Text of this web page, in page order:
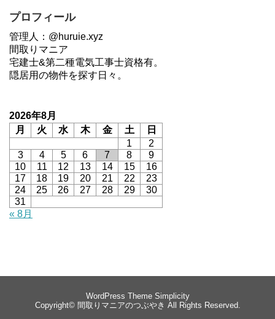
プロフィール
管理人：@huruie.xyz
間取りマニア
宅建士&第二種電気工事士資格有。
隠居用の物件を探す日々。
2026年8月
月
火 水 木 金 土
日
1
2
3
4 5 6 7 8
9
10
11 12 13 14 15
16
17
18 19 20 21 22
23
24
25 26 27 28 29
30
31
« 8月
WordPress Theme Simplicity
Copyright© 間取りマニアのつぶやき All Rights Reserved.